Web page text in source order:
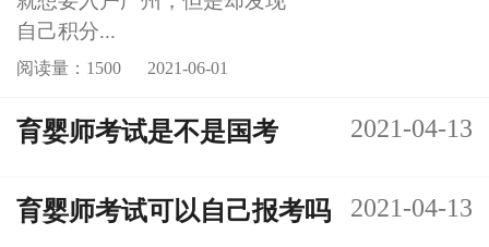
自己积分...
阅读量：1500 2021-06-01
育婴师考试是不是国考 2021-04-13
育婴师考试可以自己报考吗 2021-04-13